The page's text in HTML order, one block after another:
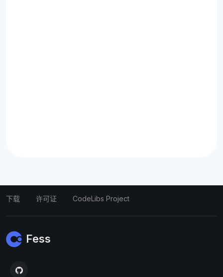
下载 许可证 CodeLibs Project
Fess